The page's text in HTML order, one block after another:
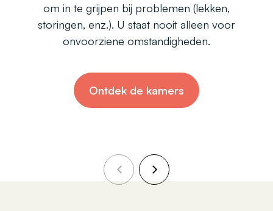
om in te grijpen bij problemen (lekken,
storingen, enz.). U staat nooit alleen voor
onvoorziene omstandigheden.
Ontdek de kamers